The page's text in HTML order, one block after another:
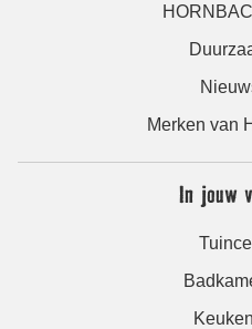
Merken van
In jouw